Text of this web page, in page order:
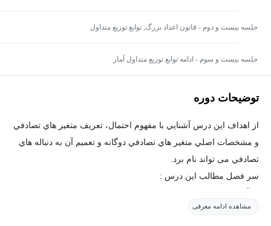
جلسه بیست و دوم - قانون اعداد بزرگ, توابع توزیع متداول
جلسه بیست و سوم - ادامه توابع توزیع متداول آمار
توضیحات دوره
از اهداف این درس آشنايي با مفهوم احتمال، تعريف متغير هاي تصادفي
و مشخصات اصلي متغير هاي تصادفي دوگانه و تعميم آن به دنباله هاي
تصادفي می تواند نام برد.
سر فصل مطالب این درس :
مشاهده ادامه معرفی